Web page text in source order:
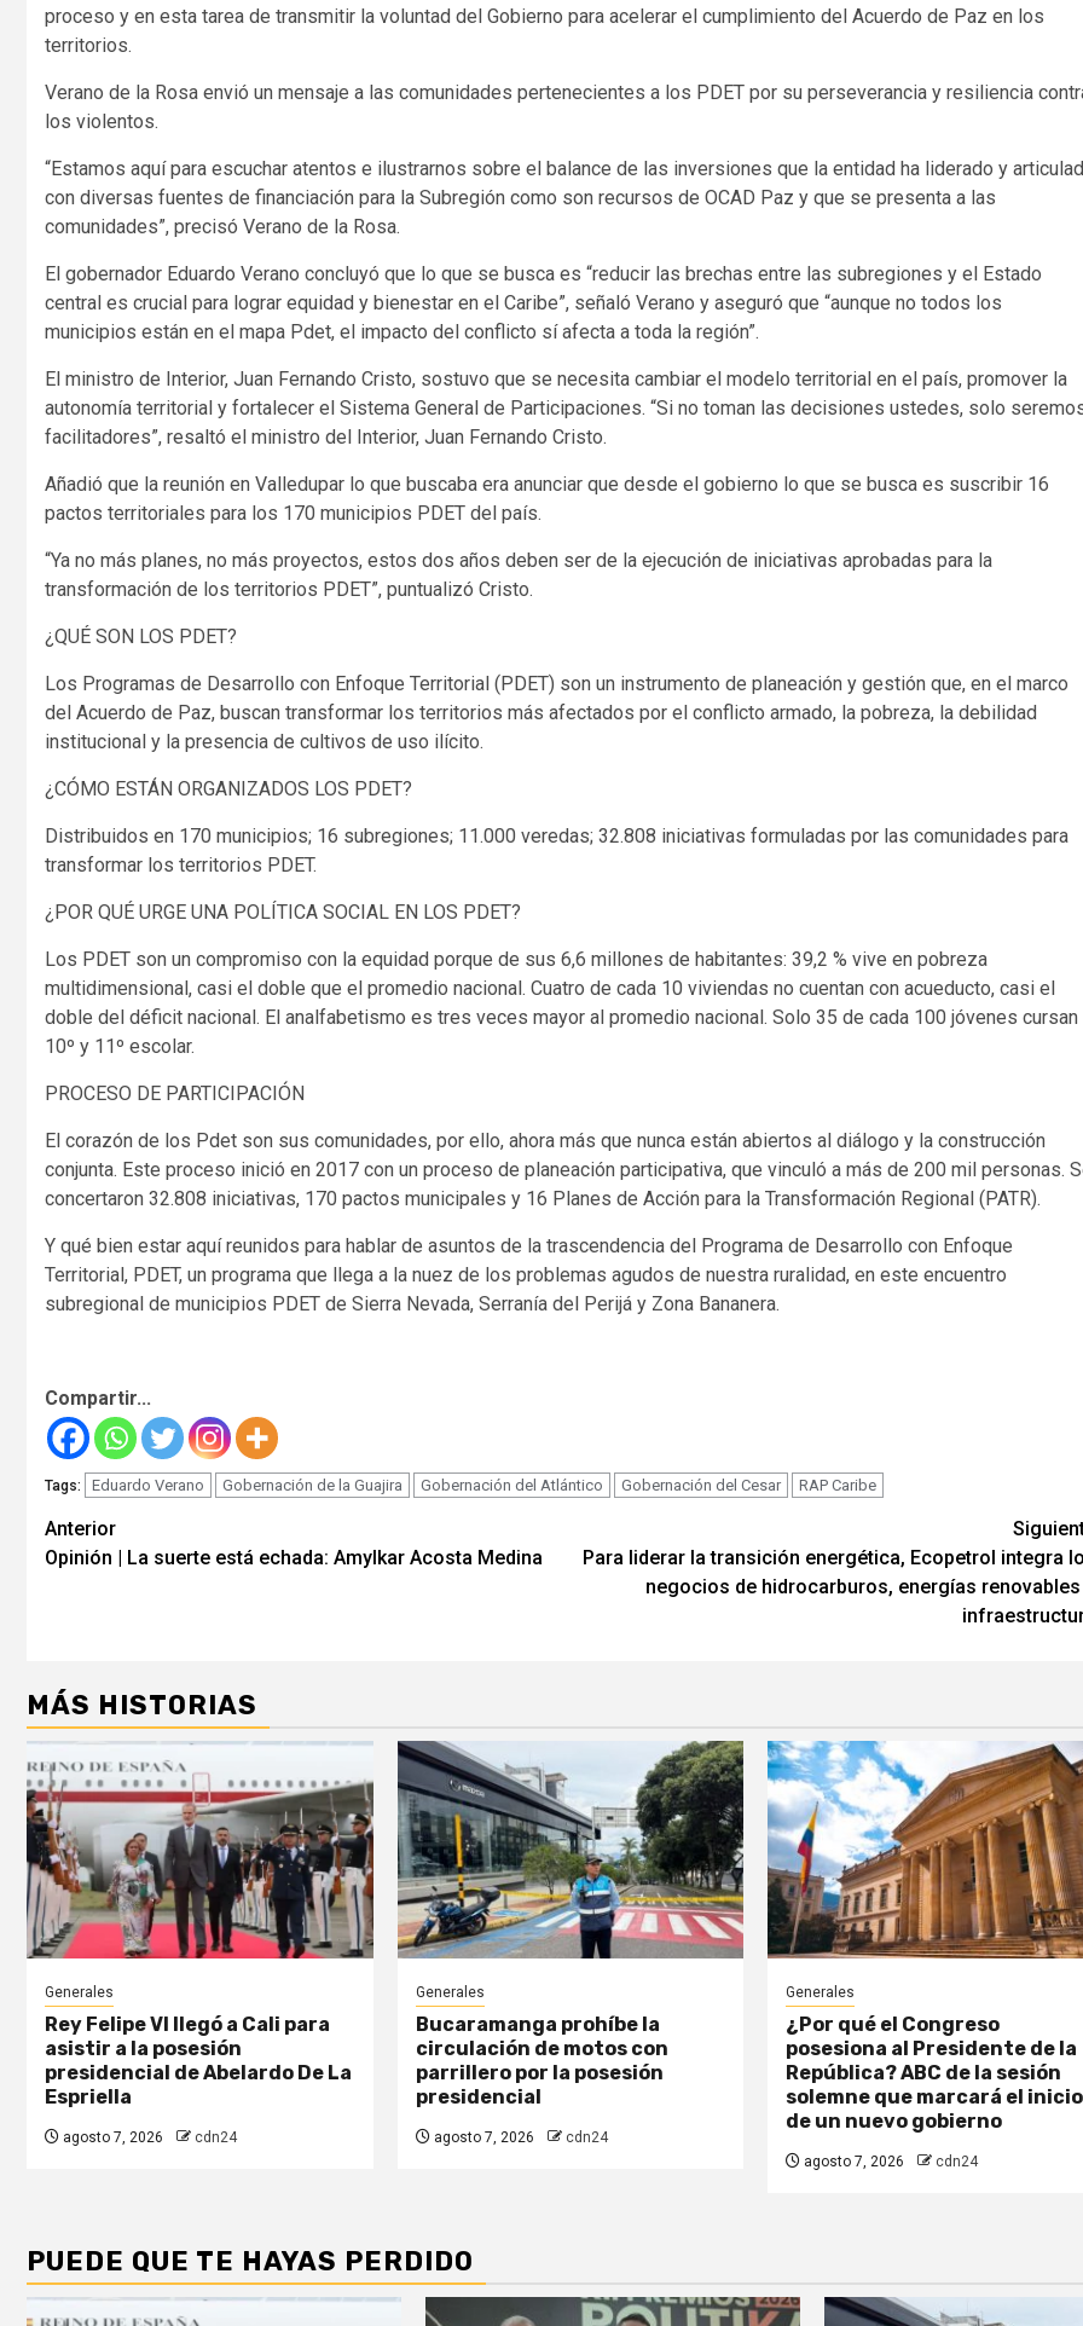
proceso y en esta tarea de transmitir la voluntad del Gobierno para acelerar el cumplimiento del Acuerdo de Paz en los
territorios.
Verano de la Rosa envió un mensaje a las comunidades pertenecientes a los PDET por su perseverancia y resiliencia
los violentos.
“Estamos aquí para escuchar atentos e ilustrarnos sobre el balance de las inversiones que la entidad ha liderado y
con diversas fuentes de financiación para la Subregión como son recursos de OCAD Paz y que se presenta a las
comunidades”, precisó Verano de la Rosa.
El gobernador Eduardo Verano concluyó que lo que se busca es “reducir las brechas entre las subregiones y el Estado
central es crucial para lograr equidad y bienestar en el Caribe”, señaló Verano y aseguró que “aunque no todos los
municipios están en el mapa Pdet, el impacto del conflicto sí afecta a toda la región”.
El ministro de Interior, Juan Fernando Cristo, sostuvo que se necesita cambiar el modelo territorial en el país, promover la
autonomía territorial y fortalecer el Sistema General de Participaciones. “Si no toman las decisiones ustedes, solo
facilitadores”, resaltó el ministro del Interior, Juan Fernando Cristo.
Añadió que la reunión en Valledupar lo que buscaba era anunciar que desde el gobierno lo que se busca es suscribir 16
pactos territoriales para los 170 municipios PDET del país.
“Ya no más planes, no más proyectos, estos dos años deben ser de la ejecución de iniciativas aprobadas para la
transformación de los territorios PDET”, puntualizó Cristo.
¿QUÉ SON LOS PDET?
Los Programas de Desarrollo con Enfoque Territorial (PDET) son un instrumento de planeación y gestión que, en el marco
del Acuerdo de Paz, buscan transformar los territorios más afectados por el conflicto armado, la pobreza, la debilidad
institucional y la presencia de cultivos de uso ilícito.
¿CÓMO ESTÁN ORGANIZADOS LOS PDET?
Distribuidos en 170 municipios; 16 subregiones; 11.000 veredas; 32.808 iniciativas formuladas por las comunidades para
transformar los territorios PDET.
¿POR QUÉ URGE UNA POLÍTICA SOCIAL EN LOS PDET?
Los PDET son un compromiso con la equidad porque de sus 6,6 millones de habitantes: 39,2 % vive en pobreza
multidimensional, casi el doble que el promedio nacional. Cuatro de cada 10 viviendas no cuentan con acueducto, casi el
doble del déficit nacional. El analfabetismo es tres veces mayor al promedio nacional. Solo 35 de cada 100 jóvenes cursan
10º y 11º escolar.
PROCESO DE PARTICIPACIÓN
El corazón de los Pdet son sus comunidades, por ello, ahora más que nunca están abiertos al diálogo y la construcción
conjunta. Este proceso inició en 2017 con un proceso de planeación participativa, que vinculó a más de 200 mil personas.
concertaron 32.808 iniciativas, 170 pactos municipales y 16 Planes de Acción para la Transformación Regional (PATR).
Y qué bien estar aquí reunidos para hablar de asuntos de la trascendencia del Programa de Desarrollo con Enfoque
Territorial, PDET, un programa que llega a la nuez de los problemas agudos de nuestra ruralidad, en este encuentro
subregional de municipios PDET de Sierra Nevada, Serranía del Perijá y Zona Bananera.
Compartir...
Tags: Eduardo Verano Gobernación de la Guajira Gobernación del Atlántico Gobernación del Cesar RAP Caribe
Seguir
leyendo
Anterior
Opinión | La suerte está echada: Amylkar Acosta Medina
Para liderar la transición energética, Ecopetrol integra
negocios de hidrocarburos, energías
MÁS HISTORIAS
Generales
Rey Felipe VI llegó a Cali para
asistir a la posesión
presidencial de Abelardo De La
Espriella
agosto 7, 2026 cdn24
Generales
Bucaramanga prohíbe la
circulación de motos con
parrillero por la posesión
presidencial
agosto 7, 2026 cdn24
Generales
¿Por qué el Congreso
posesiona al Presidente de la
República? ABC de la sesión
solemne que marcará el inicio
de un nuevo gobierno
agosto 7, 2026 cdn24
PUEDE QUE TE HAYAS PERDIDO